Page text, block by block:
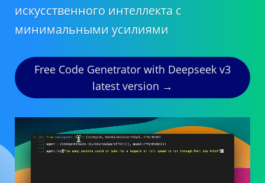
искусственного интеллекта с
минимальными усилиями
Free Code Genetrator with Deepseek v3
latest version →